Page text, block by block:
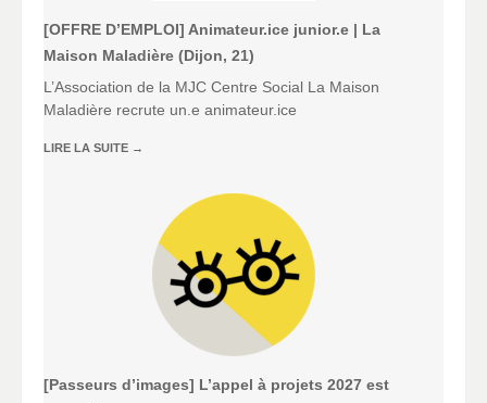
[OFFRE D’EMPLOI] Animateur.ice junior.e | La
Maison Maladière (Dijon, 21)
L’Association de la MJC Centre Social La Maison
Maladière recrute un.e animateur.ice
LIRE LA SUITE →
[Passeurs d’images] L’appel à projets 2027 est